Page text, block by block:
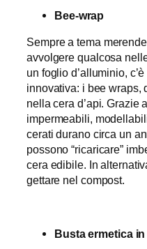
Bee-wrap
Sempre a tema
avvolgere qualcosa
un foglio d’alluminio,
innovativa: i bee wraps,
nella cera d’api. Grazie
impermeabili,
cerati durano circa un
possono “ricaricare”
cera edibile. In
gettare nel compost.
Busta ermetica